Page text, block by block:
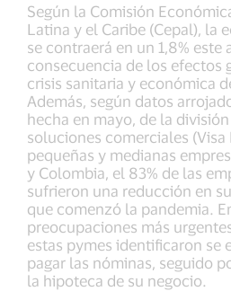
Según la Comisión
Latina y el Caribe (Cepal), la
se contraerá en un 1,8% este
consecuencia de los efectos
crisis sanitaria y económica
Además, según datos
hecha en mayo, de la
soluciones comerciales (Visa
pequeñas y medianas
y Colombia, el 83% de las
sufrieron una reducción en
que comenzó la pandemia.
preocupaciones más
estas pymes identificaron se
pagar las nóminas, seguido
la hipoteca de su negocio.